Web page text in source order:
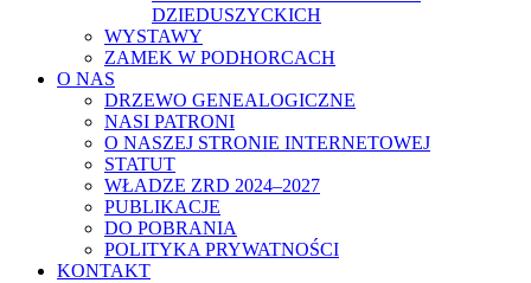
DZIEDUSZYCKICH
WYSTAWY
ZAMEK W PODHORCACH
O NAS
DRZEWO GENEALOGICZNE
NASI PATRONI
O NASZEJ STRONIE INTERNETOWEJ
STATUT
WŁADZE ZRD 2024–2027
PUBLIKACJE
DO POBRANIA
POLITYKA PRYWATNOŚCI
KONTAKT